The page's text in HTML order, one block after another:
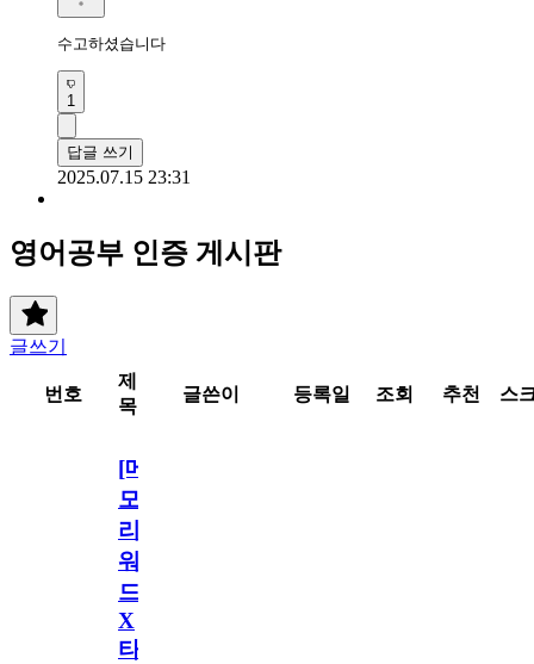
수고하셨습니다
1
답글 쓰기
2025.07.15 23:31
영어공부 인증 게시판
글쓰기
번호
제
목
글쓴이 등록일 조회 추천 스
[메
모
리
워
드
X
타